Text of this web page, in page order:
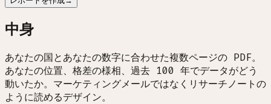
中身
あなたの国とあなたの数字に合わせた複数ページの PDF。
あなたの位置、格差の様相、過去 100 年でデータがどう
動いたか。マーケティングメールではなくリサーチノートの
ように読めるデザイン。